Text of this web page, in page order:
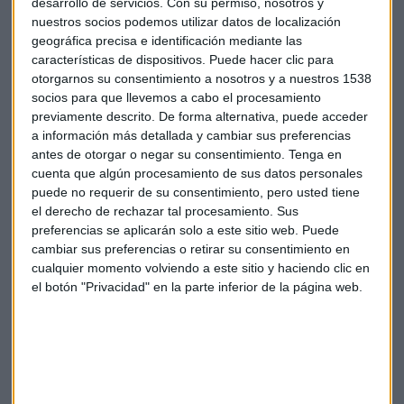
nuestros socios podemos utilizar datos de localización
geográfica precisa e identificación mediante las
características de dispositivos. Puede hacer clic para
otorgarnos su consentimiento a nosotros y a nuestros 1538
socios para que llevemos a cabo el procesamiento
previamente descrito. De forma alternativa, puede acceder
a información más detallada y cambiar sus preferencias
antes de otorgar o negar su consentimiento. Tenga en
cuenta que algún procesamiento de sus datos personales
puede no requerir de su consentimiento, pero usted tiene
el derecho de rechazar tal procesamiento. Sus
preferencias se aplicarán solo a este sitio web. Puede
cambiar sus preferencias o retirar su consentimiento en
cualquier momento volviendo a este sitio y haciendo clic en
el botón "Privacidad" en la parte inferior de la página web.
Magdalena, con interesantes muestras de arquitectura
modernista, o las preciosasplayasde la localidad.
Para poder disfrutar cómodamente de todos los encantos
de la ciudad, es fundamental contar con un buen
alojamiento, céntrico y que ofrezca todas las comodidades
para garantizar el perfecto descanso, consiguiendo así que
la experiencia sea plena. ElHotel Carrís Almirante, por su
estratégica ubicación,en pleno centro de Ferrol, junto a la
Plaza de España y el barrio de A Magdalena, se erige una